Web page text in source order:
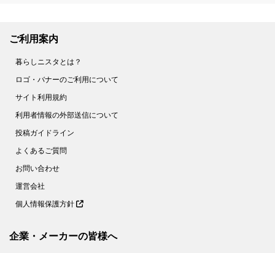
ご利用案内
暮らしニスタとは？
ロゴ・バナーのご利用について
サイト利用規約
利用者情報の外部送信について
投稿ガイドライン
よくあるご質問
お問い合わせ
運営会社
個人情報保護方針
企業・メーカーの皆様へ